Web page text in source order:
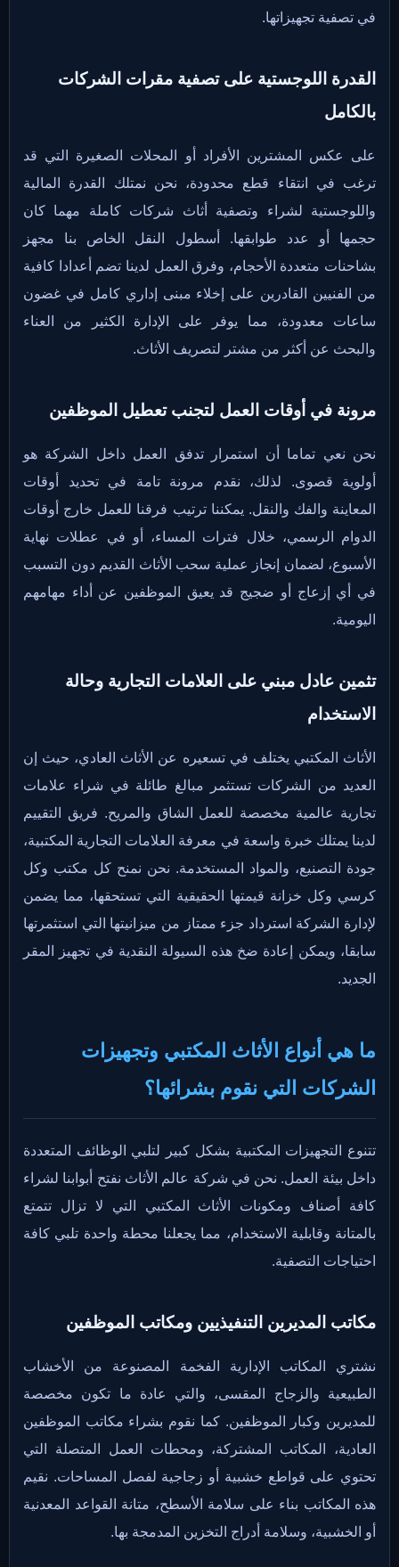
في تصفية تجهيزاتها.
القدرة اللوجستية على تصفية مقرات الشركات
بالكامل
على عكس المشترين الأفراد أو المحلات الصغيرة التي قد
ترغب في انتقاء قطع محدودة، نحن نمتلك القدرة المالية
واللوجستية لشراء وتصفية أثاث شركات كاملة مهما كان
حجمها أو عدد طوابقها. أسطول النقل الخاص بنا مجهز
بشاحنات متعددة الأحجام، وفرق العمل لدينا تضم أعدادا كافية
من الفنيين القادرين على إخلاء مبنى إداري كامل في غضون
ساعات معدودة، مما يوفر على الإدارة الكثير من العناء
والبحث عن أكثر من مشتر لتصريف الأثاث.
مرونة في أوقات العمل لتجنب تعطيل الموظفين
نحن نعي تماما أن استمرار تدفق العمل داخل الشركة هو
أولوية قصوى. لذلك، نقدم مرونة تامة في تحديد أوقات
المعاينة والفك والنقل. يمكننا ترتيب فرقنا للعمل خارج أوقات
الدوام الرسمي، خلال فترات المساء، أو في عطلات نهاية
الأسبوع، لضمان إنجاز عملية سحب الأثاث القديم دون التسبب
في أي إزعاج أو ضجيج قد يعيق الموظفين عن أداء مهامهم
اليومية.
تثمين عادل مبني على العلامات التجارية وحالة
الاستخدام
الأثاث المكتبي يختلف في تسعيره عن الأثاث العادي، حيث إن
العديد من الشركات تستثمر مبالغ طائلة في شراء علامات
تجارية عالمية مخصصة للعمل الشاق والمريح. فريق التقييم
لدينا يمتلك خبرة واسعة في معرفة العلامات التجارية المكتبية،
جودة التصنيع، والمواد المستخدمة. نحن نمنح كل مكتب وكل
كرسي وكل خزانة قيمتها الحقيقية التي تستحقها، مما يضمن
لإدارة الشركة استرداد جزء ممتاز من ميزانيتها التي استثمرتها
سابقا، ويمكن إعادة ضخ هذه السيولة النقدية في تجهيز المقر
الجديد.
ما هي أنواع الأثاث المكتبي وتجهيزات
الشركات التي نقوم بشرائها؟
تتنوع التجهيزات المكتبية بشكل كبير لتلبي الوظائف المتعددة
داخل بيئة العمل. نحن في شركة عالم الأثاث نفتح أبوابنا لشراء
كافة أصناف ومكونات الأثاث المكتبي التي لا تزال تتمتع
بالمتانة وقابلية الاستخدام، مما يجعلنا محطة واحدة تلبي كافة
احتياجات التصفية.
مكاتب المديرين التنفيذيين ومكاتب الموظفين
نشتري المكاتب الإدارية الفخمة المصنوعة من الأخشاب
الطبيعية والزجاج المقسى، والتي عادة ما تكون مخصصة
للمديرين وكبار الموظفين. كما نقوم بشراء مكاتب الموظفين
العادية، المكاتب المشتركة، ومحطات العمل المتصلة التي
تحتوي على قواطع خشبية أو زجاجية لفصل المساحات. نقيم
هذه المكاتب بناء على سلامة الأسطح، متانة القواعد المعدنية
أو الخشبية، وسلامة أدراج التخزين المدمجة بها.